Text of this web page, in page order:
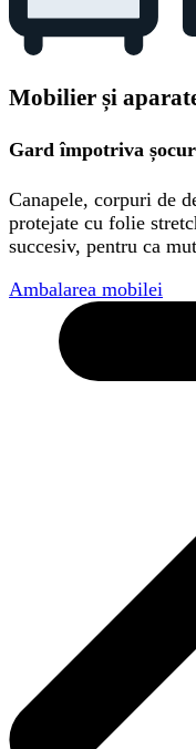
Mobilier și
Gard împotriva
Canapele, corpuri de
protejate cu folie
succesiv, pentru ca
Ambalarea mobilei